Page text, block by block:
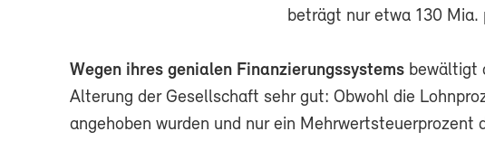
beträgt nur etwa 130 Mia.
Wegen ihres genialen Finanzierungssystems bewältigt
Alterung der Gesellschaft sehr gut: Obwohl die
angehoben wurden und nur ein Mehrwertsteuerprozent